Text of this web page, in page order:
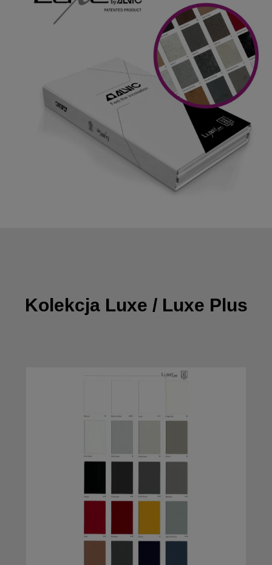
Kolekcja Luxe / Luxe Plus